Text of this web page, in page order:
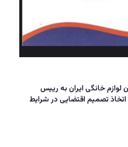
خانگی ایران به رییس
تصمیم اقتضایی در شرایط